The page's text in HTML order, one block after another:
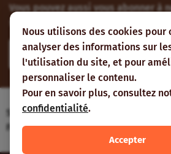
Nous utilisons des cookies pour
analyser des informations sur
l'utilisation du site, et pour
personnaliser le contenu.
Pour en savoir plus, consultez
confidentialité.
Accepter
Vous pouvez aussi vous abonner à
Site web réalisé avec le soutien de
Française de Développement